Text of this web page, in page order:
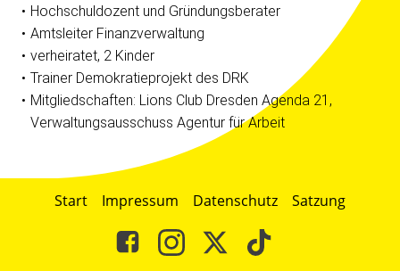
Hochschuldozent und Gründungsberater
Amtsleiter Finanzverwaltung
verheiratet, 2 Kinder
Trainer Demokratieprojekt des DRK
Mitgliedschaften: Lions Club Dresden Agenda 21,
Verwaltungsausschuss Agentur für Arbeit
Start Impressum Datenschutz Satzung